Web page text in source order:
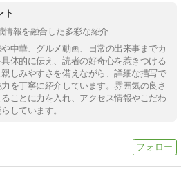
ト
情報を融合した多彩な紹介
中華、グルメ動画、日常の出来事までカ
体的に伝え、読者の好奇心を惹きつける
しみやすさを備えながら、詳細な描写で
を丁寧に紹介しています。雰囲気の良さ
ことに力を入れ、アクセス情報やこだわ
しています。